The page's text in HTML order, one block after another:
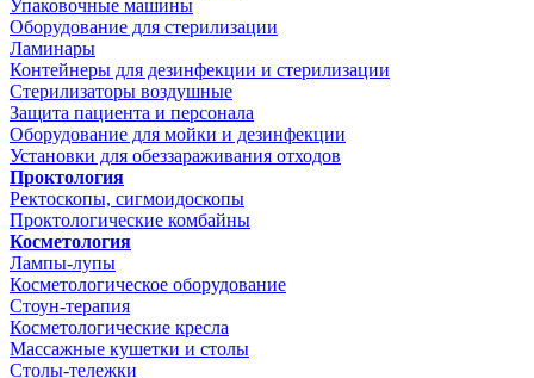
Упаковочные машины
Оборудование для стерилизации
Ламинары
Контейнеры для дезинфекции и стерилизации
Стерилизаторы воздушные
Защита пациента и персонала
Оборудование для мойки и дезинфекции
Установки для обеззараживания отходов
Проктология
Ректоскопы, сигмоидоскопы
Проктологические комбайны
Косметология
Лампы-лупы
Косметологическое оборудование
Стоун-терапия
Косметологические кресла
Массажные кушетки и столы
Столы-тележки